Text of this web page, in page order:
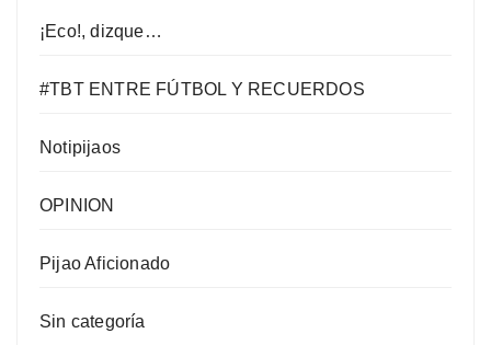
¡Eco!, dizque…
#TBT ENTRE FÚTBOL Y RECUERDOS
Notipijaos
OPINION
Pijao Aficionado
Sin categoría